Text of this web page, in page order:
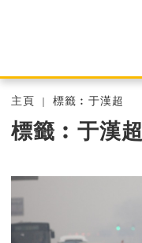
主頁 標籤︰于漢超
標籤︰于漢超